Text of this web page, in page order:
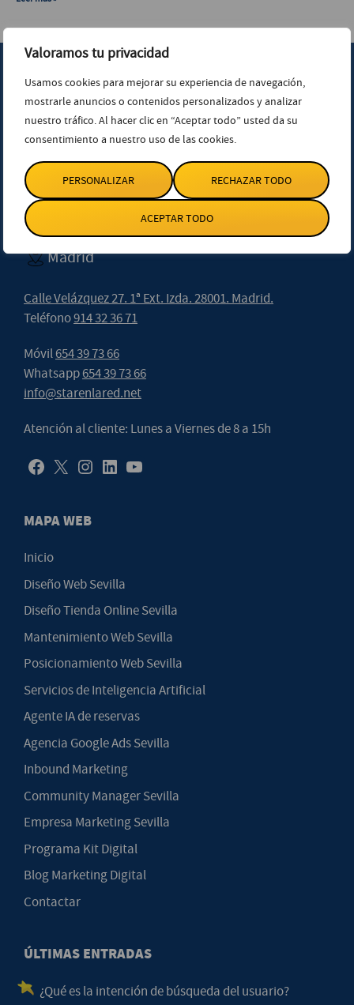
Valoramos tu privacidad
Usamos cookies para mejorar su experiencia de navegación,
mostrarle anuncios o contenidos personalizados y analizar
nuestro tráfico. Al hacer clic en “Aceptar todo” usted da su
consentimiento a nuestro uso de las cookies.
PERSONALIZAR RECHAZAR TODO
ACEPTAR TODO
Sevilla
Av. de Menéndez Pelayo 18, 1ª Plta. 41004. Sevilla.
Teléfono
Madrid
Calle Velázquez 27. 1ª Ext. Izda. 28001. Madrid.
Teléfono914 32 36 71
Móvil654 39 73 66
Whatsapp654 39 73 66
info@starenlared.net
Atención al cliente: Lunes a Viernes de 8 a 15h
MAPA WEB
Inicio
Diseño Web Sevilla
Diseño Tienda Online Sevilla
Mantenimiento Web Sevilla
Posicionamiento Web Sevilla
Servicios de Inteligencia Artificial
Agente IA de reservas
Agencia Google Ads Sevilla
Inbound Marketing
Community Manager Sevilla
Empresa Marketing Sevilla
Programa Kit Digital
Blog Marketing Digital
Contactar
ÚLTIMAS ENTRADAS
¿Qué es la intención de búsqueda del usuario?